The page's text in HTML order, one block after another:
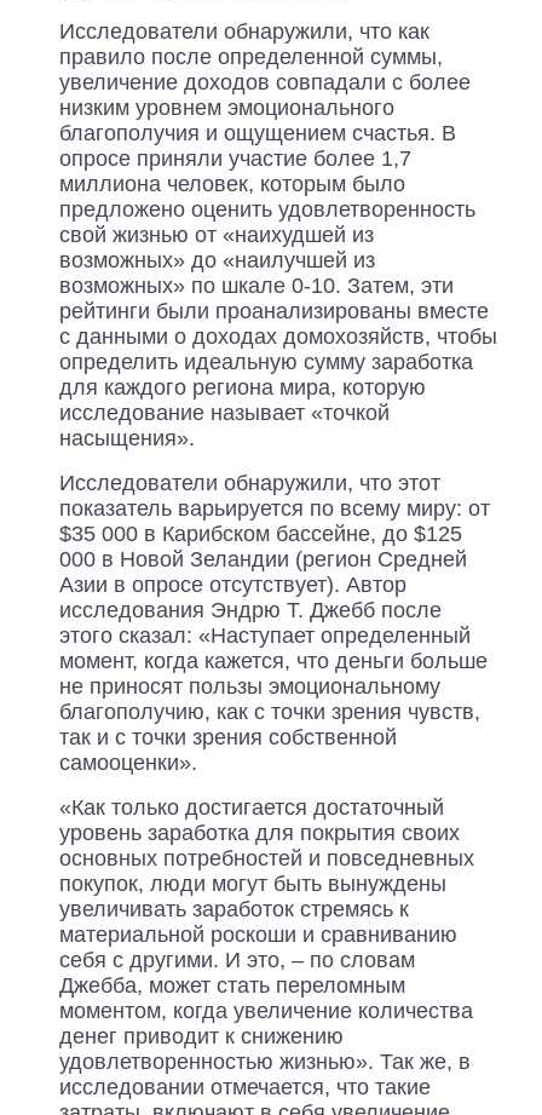
Исследователи обнаружили, что как
правило после определенной суммы,
увеличение доходов совпадали с более
низким уровнем эмоционального
благополучия и ощущением счастья. В
опросе приняли участие более 1,7
миллиона человек, которым было
предложено оценить удовлетворенность
свой жизнью от «наихудшей из
возможных» до «наилучшей из
возможных» по шкале 0-10. Затем, эти
рейтинги были проанализированы вместе
с данными о доходах домохозяйств, чтобы
определить идеальную сумму заработка
для каждого региона мира, которую
исследование называет «точкой
насыщения».
Исследователи обнаружили, что этот
показатель варьируется по всему миру: от
$35 000 в Карибском бассейне, до $125
000 в Новой Зеландии (регион Средней
Азии в опросе отсутствует). Автор
исследования Эндрю Т. Джебб после
этого сказал: «Наступает определенный
момент, когда кажется, что деньги больше
не приносят пользы эмоциональному
благополучию, как с точки зрения чувств,
так и с точки зрения собственной
самооценки».
«Как только достигается достаточный
уровень заработка для покрытия своих
основных потребностей и повседневных
покупок, люди могут быть вынуждены
увеличивать заработок стремясь к
материальной роскоши и сравниванию
себя с другими. И это, – по словам
Джебба, может стать переломным
моментом, когда увеличение количества
денег приводит к снижению
удовлетворенностью жизнью». Так же, в
исследовании отмечается, что такие